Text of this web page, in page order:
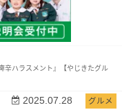
辛ハラスメント』【やじきたグル
グルメ
2025.07.28